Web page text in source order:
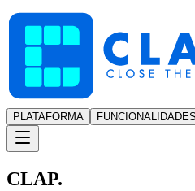
PLATAFORMA FUNCIONALIDADES
CLAP.